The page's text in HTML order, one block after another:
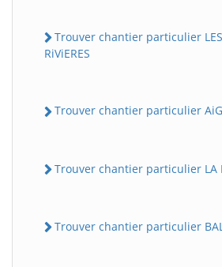
Trouver chantier particulier LES
RiViERES
Trouver chantier particulier
Trouver chantier particulier LA
Trouver chantier particulier